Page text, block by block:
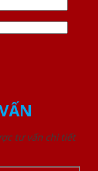
tư vấn chi tiết